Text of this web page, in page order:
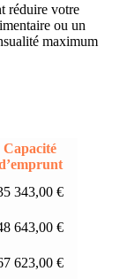
réduire votre
ou un
maximum
Capacité
343,00 €
643,00 €
623,00 €